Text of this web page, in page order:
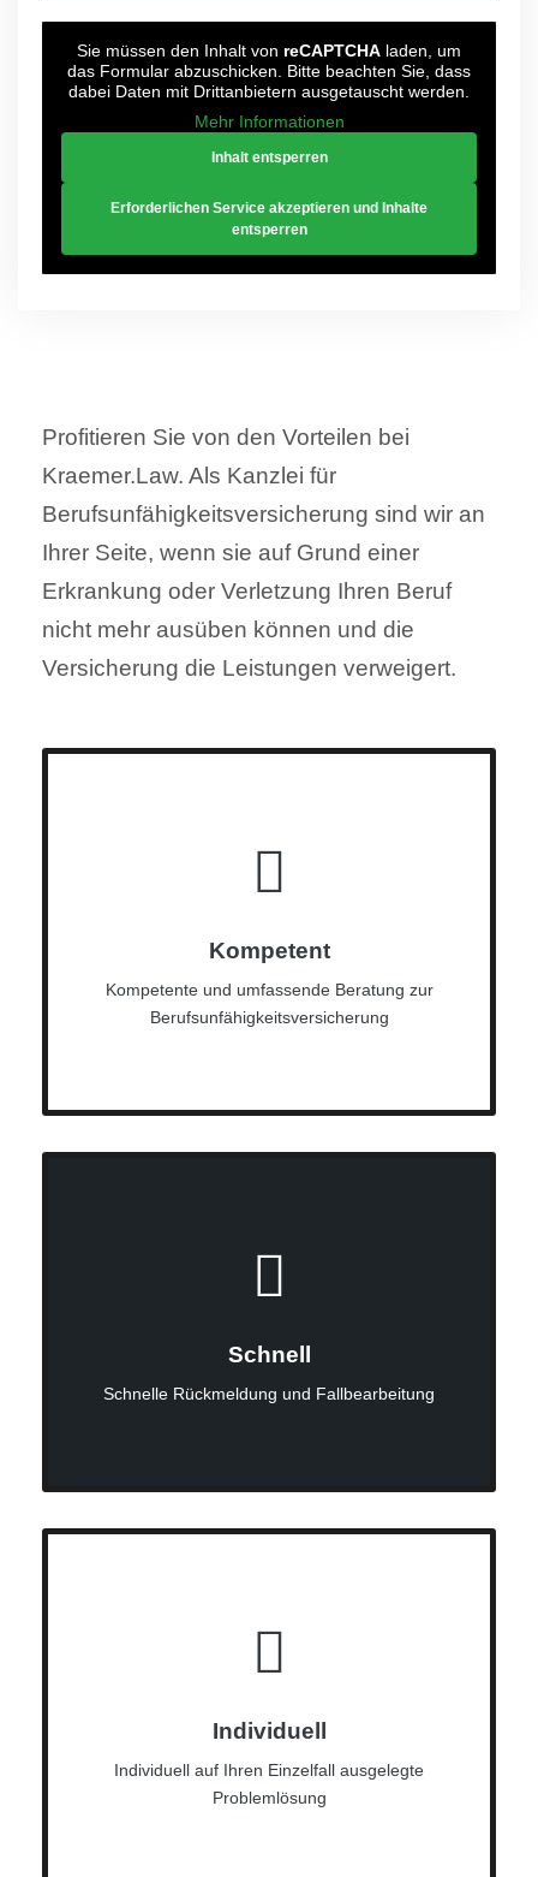
Sie müssen den Inhalt von reCAPTCHA laden, um
das Formular abzuschicken. Bitte beachten Sie, dass
dabei Daten mit Drittanbietern ausgetauscht werden.
Mehr Informationen
Inhalt entsperren
Erforderlichen Service akzeptieren und Inhalte
entsperren
Profitieren Sie von den Vorteilen bei
Kraemer.Law. Als Kanzlei für
Berufsunfähigkeitsversicherung sind wir an
Ihrer Seite, wenn sie auf Grund einer
Erkrankung oder Verletzung Ihren Beruf
nicht mehr ausüben können und die
Versicherung die Leistungen verweigert.
Kompetent
Kompetente und umfassende Beratung zur
Berufsunfähigkeitsversicherung
Schnell
Schnelle Rückmeldung und Fallbearbeitung
Individuell
Individuell auf Ihren Einzelfall ausgelegte
Problemlösung